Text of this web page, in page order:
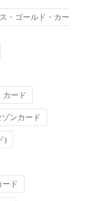
・ゴールド・カー
カード
ンカード
)
ード